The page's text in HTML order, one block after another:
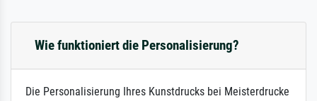
Wie funktioniert die Personalisierung?
Die Personalisierung Ihres Kunstdrucks bei Meisterdrucke